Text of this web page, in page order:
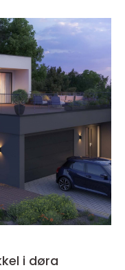
nøkkel i døra